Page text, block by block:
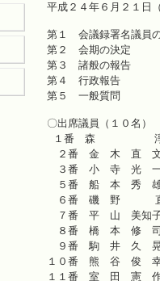
平成２４年６月２１日
第１ 会
第
第
第
第
〇出席議員（１０名）
１番 森 淳
２番 金 木 直
３番 小 寺 光
５番 船 本 秀
６番 磯 野
７番 平 山 美知
８番 橋 本 修
９番 駒 井 久
１０番 熊 谷 俊
１１番 室 田 憲